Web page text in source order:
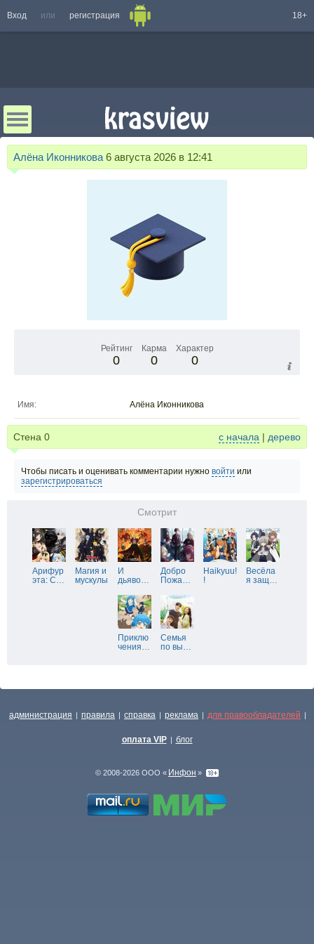
Вход или регистрация 18+
Алёна Иконникова 6 августа 2026 в 12:41
Рейтинг
0
Карма
0
Характер
0
Имя: Алёна Иконникова
Стена 0 с начала | дерево
Чтобы писать и оценивать комментарии нужно войти или
зарегистрироваться
Смотрит
Арифур
эта: С…
Магия и
мускулы
И
дьяво…
Добро
Пожа…
Haikyuu!
!
Весёла
я защ…
Приклю
чения…
Семья
по вы…
администрация | правила | справка | реклама | для правообладателей |
оплата VIP | блог
© 2008-2026 ООО « Инфон »